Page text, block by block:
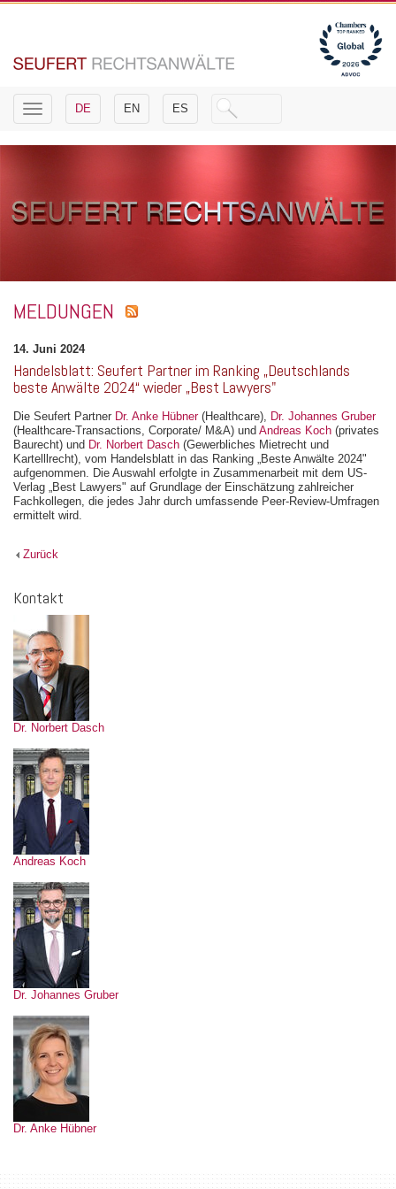
Toggle
navigation
DE EN ES
MELDUNGEN
14. Juni 2024
Handelsblatt: Seufert Partner im Ranking „Deutschlands
beste Anwälte 2024“ wieder „Best Lawyers"
Die Seufert Partner Dr. Anke Hübner(Healthcare), Dr. Johannes Gruber
(Healthcare-Transactions, Corporate/ M&A) und Andreas Koch (privates
Baurecht) und Dr. Norbert Dasch (Gewerbliches Mietrecht und
Kartelllrecht), vom Handelsblatt in das Ranking „Beste Anwälte 2024"
aufgenommen. Die Auswahl erfolgte in Zusammenarbeit mit dem US-
Verlag „Best Lawyers" auf Grundlage der Einschätzung zahlreicher
Fachkollegen, die jedes Jahr durch umfassende Peer-Review-Umfragen
ermittelt wird.
Zurück
Kontakt
Dr. Norbert Dasch
Andreas Koch
Dr. Johannes Gruber
Dr. Anke Hübner